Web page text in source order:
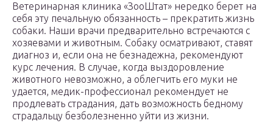
Ветеринарная клиника «ЗооШтат» нередко берет на
себя эту печальную обязанность – прекратить жизнь
собаки. Наши врачи предварительно встречаются с
хозяевами и животным. Собаку осматривают, ставят
диагноз и, если она не безнадежна, рекомендуют
курс лечения. В случае, когда выздоровление
животного невозможно, а облегчить его муки не
удается, медик-профессионал рекомендует не
продлевать страдания, дать возможность бедному
страдальцу безболезненно уйти из жизни.